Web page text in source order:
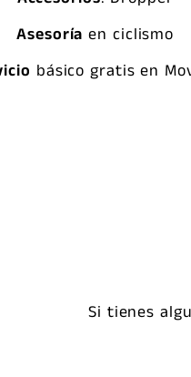
Asesoría en ciclismo
básico gratis en
Si tienes